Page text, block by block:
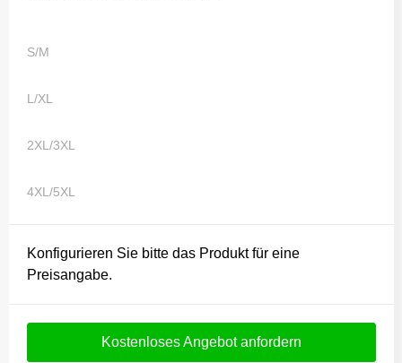
S/M
L/XL
2XL/3XL
4XL/5XL
Konfigurieren Sie bitte das Produkt für eine
Preisangabe.
Kostenloses Angebot anfordern